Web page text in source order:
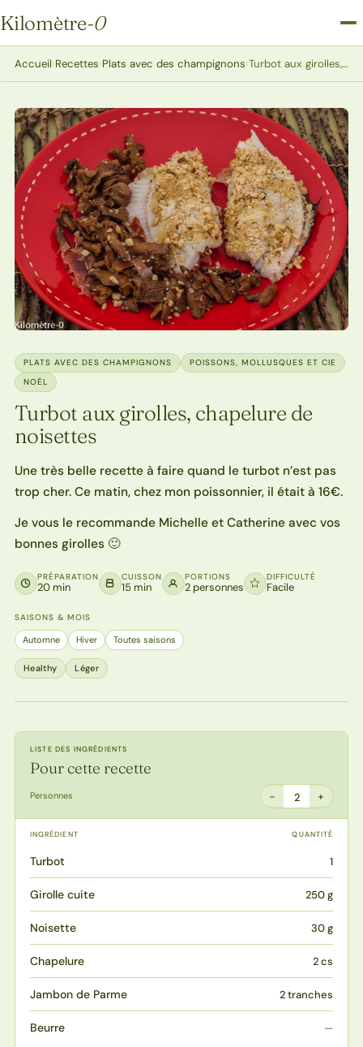
Kilomètre-0
Kilomètre-0
Accueil›Recettes›Plats avec des champignons› Turbot aux girolles, chapelure de noisettes
PLATS AVEC DES CHAMPIGNONS
POISSONS, MOLLUSQUES ET CIE
NOËL
Turbot aux girolles, chapelure de
noisettes
Une très belle recette à faire quand le turbot n’est pas
trop cher. Ce matin, chez mon poissonnier, il était à 16€.
Je vous le recommande Michelle et Catherine avec vos
bonnes girolles 🙂
PRÉPARATION
20 min
CUISSON
15 min
PORTIONS
2 personnes
DIFFICULTÉ
Facile
SAISONS & MOIS
Automne Hiver Toutes saisons
Healthy Léger
LISTE DES INGRÉDIENTS
Pour cette recette
Personnes − 2 +
INGRÉDIENT QUANTITÉ
Turbot 1
Girolle cuite 250 g
Noisette 30 g
Chapelure 2 cs
Jambon de Parme 2 tranches
Beurre —